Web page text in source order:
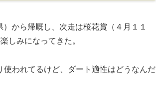
から帰厩し、次走は桜花賞（４月１１
しみになってきた。
使われてるけど、ダート適性はどうなんだ